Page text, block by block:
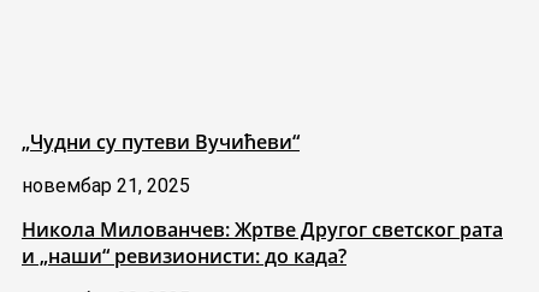
„Чудни су путеви Вучићеви“
новембар 21, 2025
Никола Милованчев: Жртве Другог светског рата
и „наши“ ревизионисти: до када?